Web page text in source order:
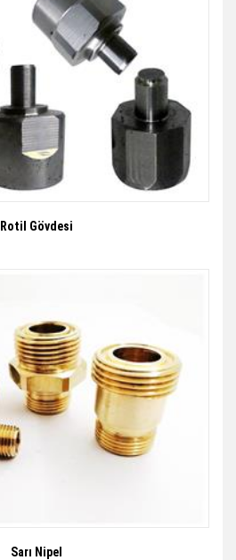
Rotil Gövdesi
Sarı Nipel